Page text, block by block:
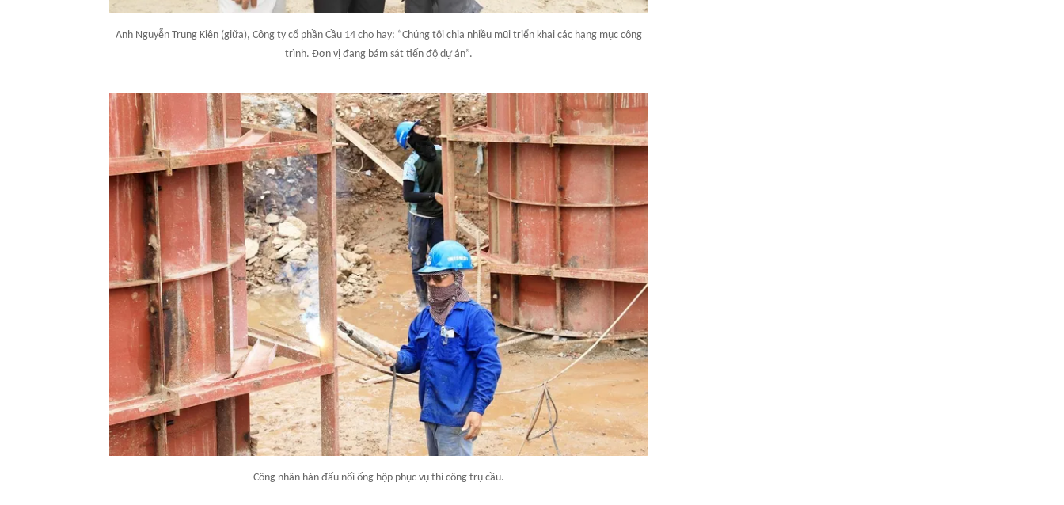
Anh Nguyễn Trung Kiên (giữa), Công ty cổ phần Cầu 14 cho hay: “Chúng tôi chia nhiều mũi triển khai các hạng mục công
trình. Đơn vị đang bám sát tiến độ dự án”.
Công nhân hàn đấu nối ống hộp phục vụ thi công trụ cầu.